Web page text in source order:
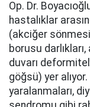
Op. Dr.
hastalıklar
(akciğer
borusu
duvarı
göğsü) yer
yaralanmaları,